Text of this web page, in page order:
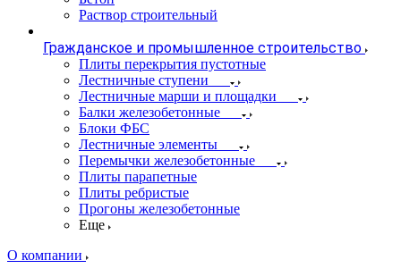
Раствор строительный
Гражданское и промышленное строительство
Плиты перекрытия пустотные
Лестничные ступени
Лестничные марши и площадки
Балки железобетонные
Блоки ФБС
Лестничные элементы
Перемычки железобетонные
Плиты парапетные
Плиты ребристые
Прогоны железобетонные
Еще
О компании